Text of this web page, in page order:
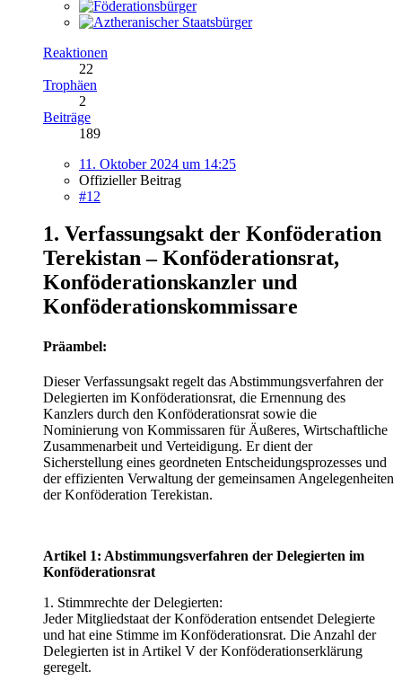
Reaktionen
22
Trophäen
2
Beiträge
189
11. Oktober 2024 um 14:25
Offizieller Beitrag
#12
1. Verfassungsakt der Konföderation
Terekistan – Konföderationsrat,
Konföderationskanzler und
Konföderationskommissare
Präambel:
Dieser Verfassungsakt regelt das Abstimmungsverfahren der
Delegierten im Konföderationsrat, die Ernennung des
Kanzlers durch den Konföderationsrat sowie die
Nominierung von Kommissaren für Äußeres, Wirtschaftliche
Zusammenarbeit und Verteidigung. Er dient der
Sicherstellung eines geordneten Entscheidungsprozesses und
der effizienten Verwaltung der gemeinsamen Angelegenheiten
der Konföderation Terekistan.
Artikel 1: Abstimmungsverfahren der Delegierten im
Konföderationsrat
1. Stimmrechte der Delegierten:
Jeder Mitgliedstaat der Konföderation entsendet Delegierte
und hat eine Stimme im Konföderationsrat. Die Anzahl der
Delegierten ist in Artikel V der Konföderationserklärung
geregelt.